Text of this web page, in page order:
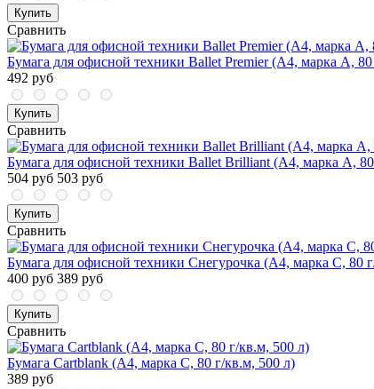
Купить
Сравнить
Бумага для офисной техники Ballet Premier (А4, марка A,
492 руб
Купить
Сравнить
Бумага для офисной техники Ballet Brilliant (А4, марка A,
504 руб 503 руб
Купить
Сравнить
Бумага для офисной техники Снегурочка (А4, марка C, 80
400 руб 389 руб
Купить
Сравнить
Бумага Cartblank (А4, марка С, 80 г/кв.м, 500 л)
389 руб